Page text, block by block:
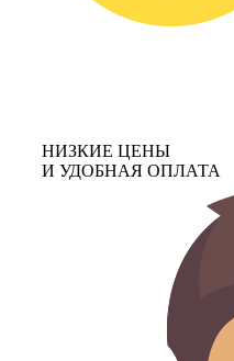
НИЗКИЕ ЦЕНЫ
И УДОБНАЯ ОПЛАТА